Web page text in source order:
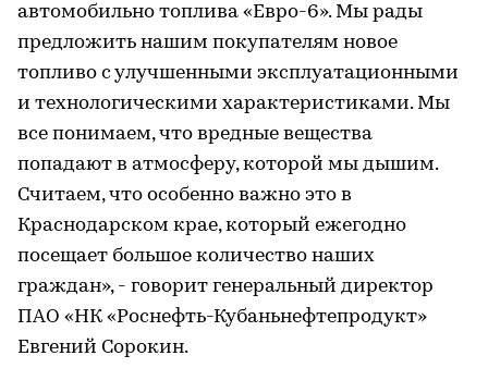
автомобильно топлива «Евро-6». Мы рады
предложить нашим покупателям новое
топливо с улучшенными эксплуатационными
и технологическими характеристиками. Мы
все понимаем, что вредные вещества
попадают в атмосферу, которой мы дышим.
Считаем, что особенно важно это в
Краснодарском крае, который ежегодно
посещает большое количество наших
граждан», - говорит генеральный директор
ПАО «НК «Роснефть-Кубаньнефтепродукт»
Евгений Сорокин.